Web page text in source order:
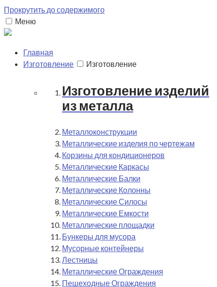
Прокрутить до содержимого
Меню
Главная
Изготовление
Изготовление
Изготовление изделий
из металла
Металлоконструкции
Металлические изделия по чертежам
Корзины для кондиционеров
Металлические Каркасы
Металлические Балки
Металлические Колонны
Металлические Силосы
Металлические Емкости
Металлические площадки
Бункеры для мусора
Мусорные контейнеры
Лестницы
Металлические Ограждения
Пешеходные Ограждения